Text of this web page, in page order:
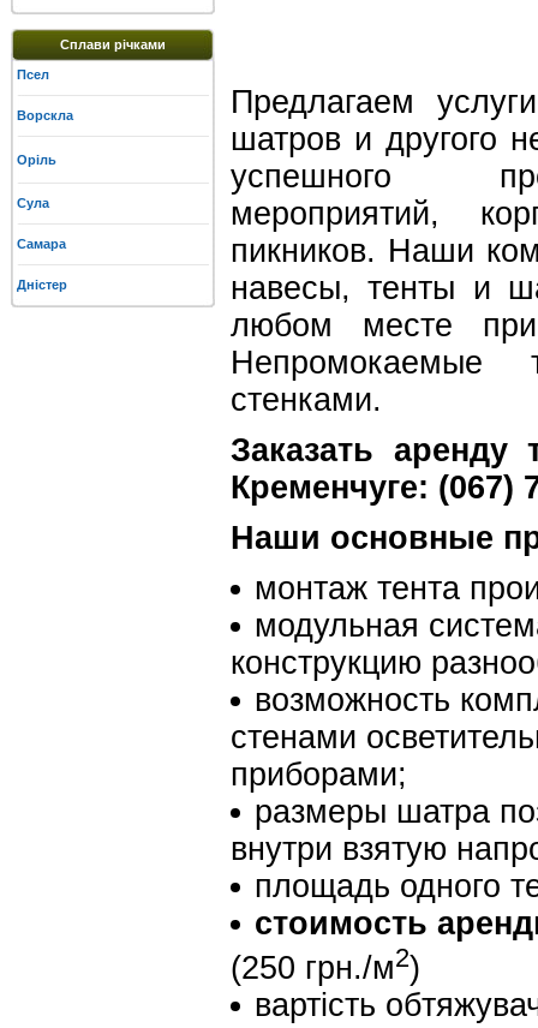
Сплави річками
Псел
Ворскла
Оріль
Сула
Самара
Дністер
Предлагаем
шатров и другого
успешного
мероприятий,
пикников. Наши
навесы, тенты и
любом месте
Непромокаемые
стенками.
Заказать
Кременчуге: (067)
Наши основные
монтаж тента
модульная
конструкцию
возможность
стенами
приборами;
размеры шатра
внутри взятую
площадь одного
стоимость
(250 грн./м2)
вартість